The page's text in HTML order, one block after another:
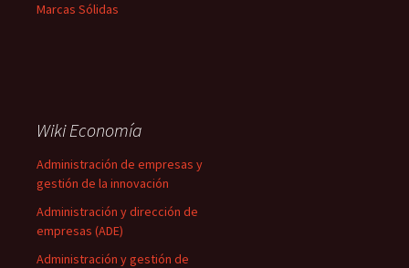
Marcas Sólidas
Wiki Economía
Administración de empresas y
gestión de la innovación
Administración y dirección de
empresas (ADE)
Administración y gestión de